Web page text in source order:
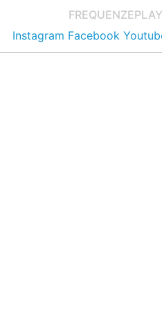
FREQUENZE
Instagram Facebook